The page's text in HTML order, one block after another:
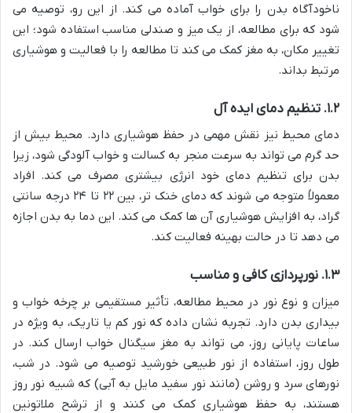
ناخودآگاه بدن را برای خواب آماده می کند. از این رو، توصیه می
شود که برای مطالعه، از یک میز و صندلی مناسب استفاده شود؛ این
تغییر مکان، به مغز کمک می کند تا مطالعه را با فعالیت و هوشیاری
مرتبط بداند.
۱.۲. تنظیم دمای ایده آل
دمای محیط نیز نقش مهمی در حفظ هوشیاری دارد. محیط بیش از
حد گرم می تواند به سرعت منجر به کسالت و خواب آلودگی شود، زیرا
بدن برای تنظیم دمای خود انرژی بیشتری مصرف می کند. افراد
معمولاً متوجه می شوند که دمای خنک تر، بین ۲۲ تا ۲۴ درجه سانتی
گراد، به افزایش هوشیاری آن ها کمک می کند. این دما به بدن اجازه
می دهد تا در حالت بهینه فعالیت کند.
۱.۳. نورپردازی کافی و مناسب
میزان و نوع نور در محیط مطالعه، تأثیر مستقیمی بر چرخه خواب و
بیداری بدن دارد. تجربه نشان داده که نور کم یا تاریک، به ویژه در
ساعات پایانی روز، می تواند به مغز سیگنال خواب ارسال کند. در
طول روز، استفاده از نور طبیعی خورشید توصیه می شود. در شب،
نورهای سرد و روشن (مانند نور سفید مایل به آبی) که شبیه نور روز
هستند، به حفظ هوشیاری کمک می کنند و از ترشح ملاتونین